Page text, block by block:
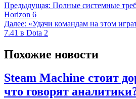
Предыдущая: Полные системные
Horizon 6
Далее: «Удачи командам на этом
7.41 в Dota 2
Похожие новости
Steam Machine стоит
что говорят